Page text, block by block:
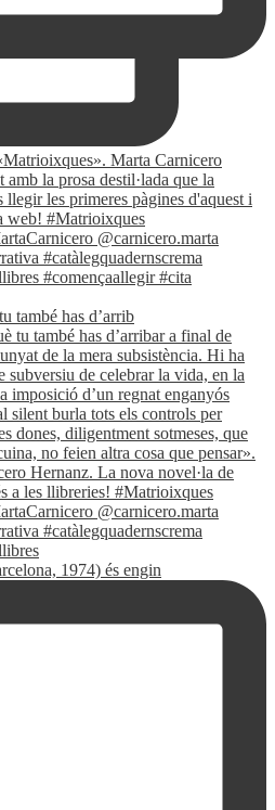
també has d’arrib
1974) és engin